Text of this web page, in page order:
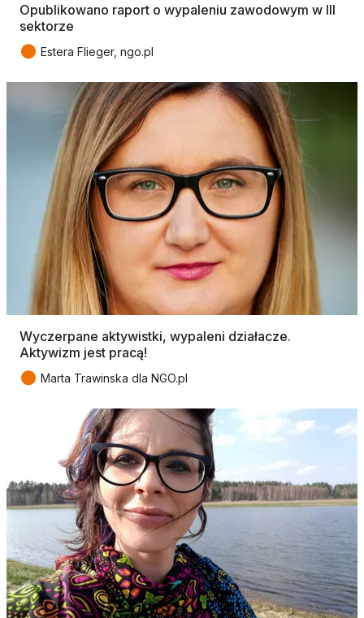
Opublikowano raport o wypaleniu zawodowym w III
sektorze
● Estera Flieger, ngo.pl
Wyczerpane aktywistki, wypaleni działacze.
Aktywizm jest pracą!
● Marta Trawinska dla NGO.pl